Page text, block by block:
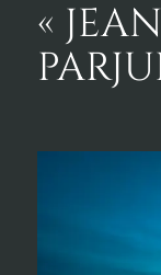
«